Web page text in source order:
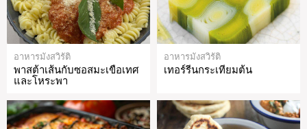
อาหารมังสวิรัติ
พาสต้าเส้นกับซอสมะเขือเทศ
และโหระพา
อาหารมังสวิรัติ
เทอร์รีนกระเทียมต้น